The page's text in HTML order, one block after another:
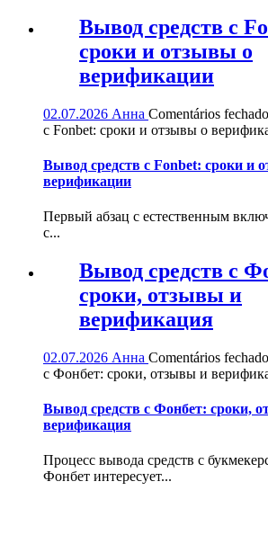
Вывод средств с
сроки и отзывы о
верификации
02.07.2026 Анна Comentários
с Fonbet: сроки и отзывы о
Вывод средств с Fonbet: сроки и
верификации
Первый абзац с естественным
с...
Вывод средств с
сроки, отзывы и
верификация
02.07.2026 Анна Comentários
с Фонбет: сроки, отзывы и
Вывод средств с Фонбет: сроки,
верификация
Процесс вывода средств с
Фонбет интересует...